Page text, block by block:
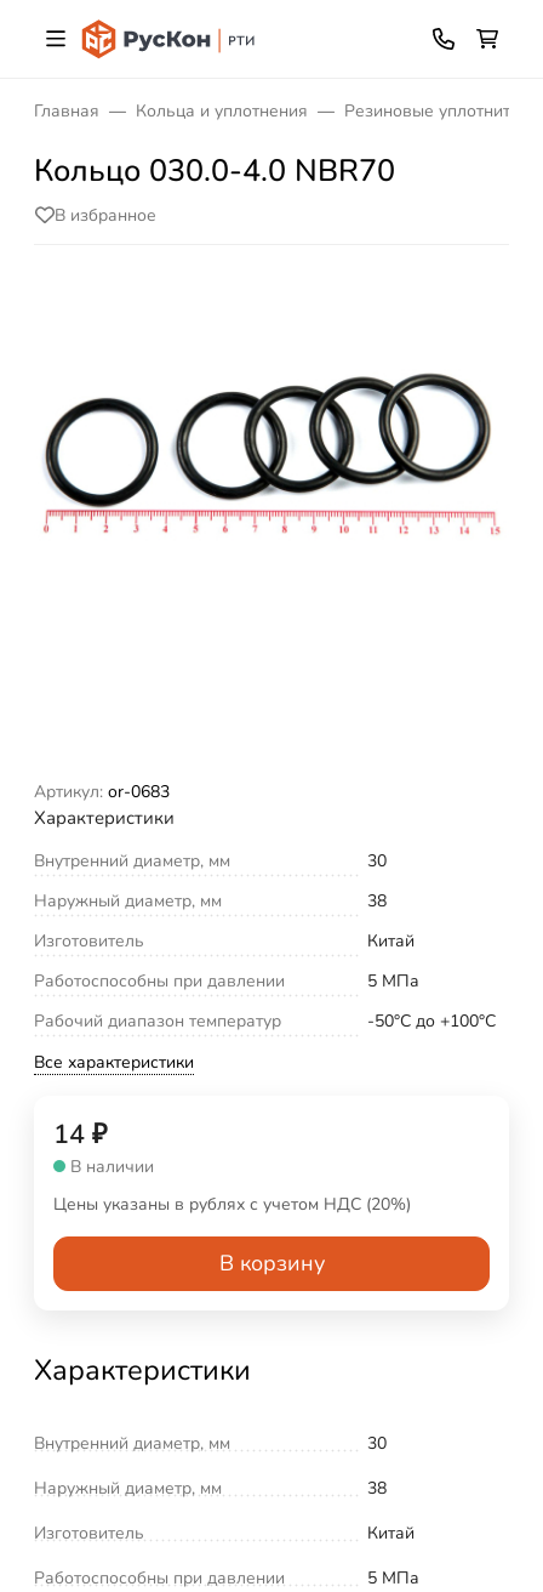
Главная Кольца и уплотнения Резиновые
Кольцо 030.0-4.0 NBR70
В избранное
Артикул: or-0683
Характеристики
Внутренний диаметр, мм
30
Наружный диаметр, мм
38
Изготовитель
Китай
Работоспособны при давлении
5 МПа
Рабочий диапазон температур
-50°С до +100°С
Все характеристики
14 ₽
В наличии
Цены указаны в рублях с учетом НДС (20%)
В корзину
Характеристики
Внутренний диаметр, мм
30
Наружный диаметр, мм
38
Изготовитель
Китай
Работоспособны при давлении
5 МПа